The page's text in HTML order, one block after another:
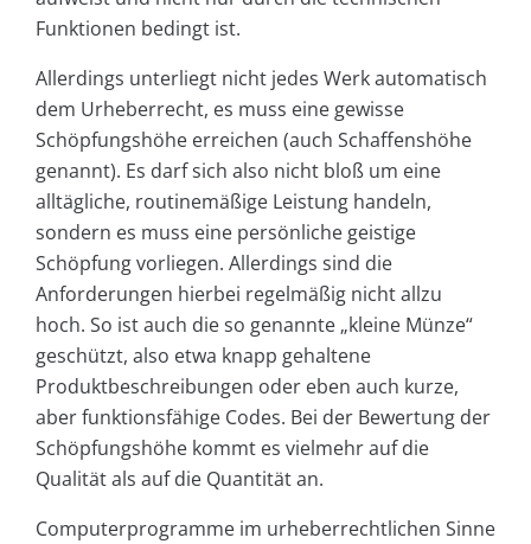
Funktionen bedingt ist.
Allerdings unterliegt nicht jedes Werk automatisch
dem Urheberrecht, es muss eine gewisse
Schöpfungshöhe erreichen (auch Schaffenshöhe
genannt). Es darf sich also nicht bloß um eine
alltägliche, routinemäßige Leistung handeln,
sondern es muss eine persönliche geistige
Schöpfung vorliegen. Allerdings sind die
Anforderungen hierbei regelmäßig nicht allzu
hoch. So ist auch die so genannte „kleine Münze“
geschützt, also etwa knapp gehaltene
Produktbeschreibungen oder eben auch kurze,
aber funktionsfähige Codes. Bei der Bewertung der
Schöpfungshöhe kommt es vielmehr auf die
Qualität als auf die Quantität an.
Computerprogramme im urheberrechtlichen Sinne